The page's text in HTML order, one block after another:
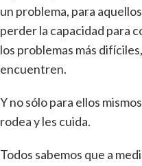
un problema, para
perder la capacidad para
los problemas más
encuentren.
Y no sólo para ellos
rodea y les cuida.
Todos sabemos que a